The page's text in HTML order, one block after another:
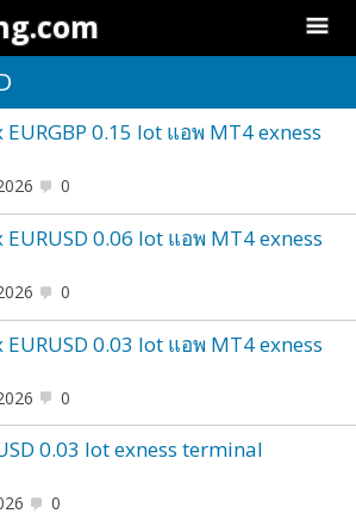
EURGBP 0.15 lot แอพ MT4 exness
0
EURUSD 0.06 lot แอพ MT4 exness
0
EURUSD 0.03 lot แอพ MT4 exness
0
0.03 lot exness terminal
0